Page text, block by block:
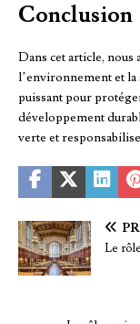
Conclusion
Dans cet article,
l’environnement et la
puissant pour
développement
verte et
Le